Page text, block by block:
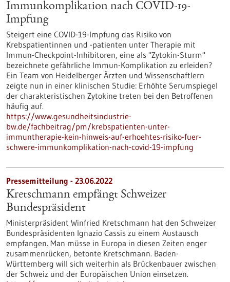
Immunkomplikation nach COVID-19-
Impfung
Steigert eine COVID-19-Impfung das Risiko von
Krebspatientinnen und -patienten unter Therapie mit
Immun-Checkpoint-Inhibitoren, eine als "Zytokin-Sturm"
bezeichnete gefährliche Immun-Komplikation zu erleiden?
Ein Team von Heidelberger Ärzten und Wissenschaftlern
zeigte nun in einer klinischen Studie: Erhöhte Serumspiegel
der charakteristischen Zytokine treten bei den Betroffenen
häufig auf.
https://www.gesundheitsindustrie-
bw.de/fachbeitrag/pm/krebspatienten-unter-
immuntherapie-kein-hinweis-auf-erhoehtes-risiko-fuer-
schwere-immunkomplikation-nach-covid-19-impfung
Pressemitteilung - 23.06.2022
Kretschmann empfängt Schweizer
Bundespräsident
Ministerpräsident Winfried Kretschmann hat den Schweizer
Bundespräsidenten Ignazio Cassis zu einem Austausch
empfangen. Man müsse in Europa in diesen Zeiten enger
zusammenrücken, betonte Kretschmann. Baden-
Württemberg will sich weiterhin als Brückenbauer zwischen
der Schweiz und der Europäischen Union einsetzen.